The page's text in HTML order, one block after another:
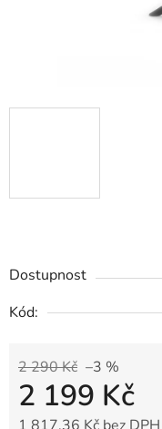
Dostupnost
Kód:
2 290 Kč –3 %
2 199 Kč